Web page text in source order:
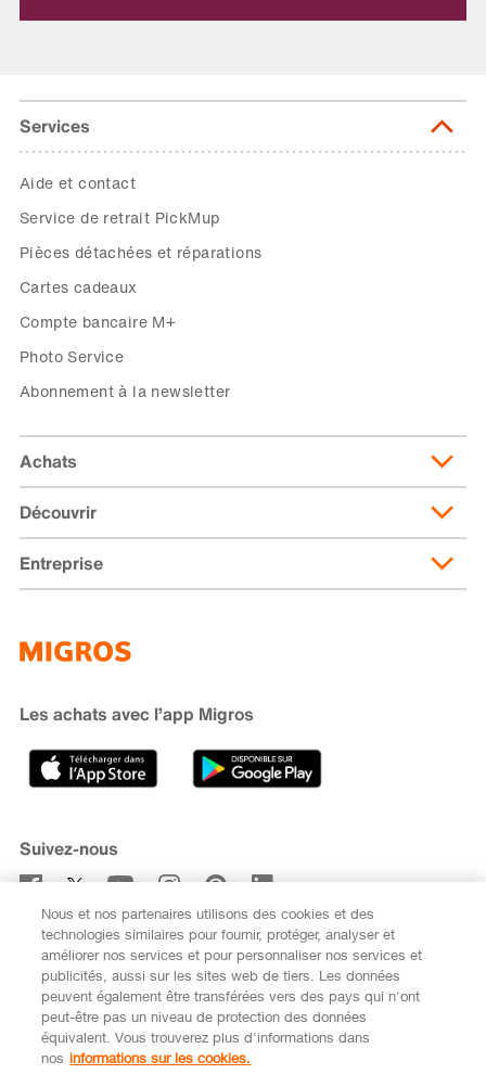
Services
Aide et contact
Service de retrait PickMup
Pièces détachées et réparations
Cartes cadeaux
Compte bancaire M+
Photo Service
Abonnement à la newsletter
Achats
Livraison et frais de livraison
Abonnement de livraison
Moyens de paiement
Cumulus
Recherche de magasin
Découvrir
Migusto
iMpuls
Banque Migros
Entreprise
Développement durable
Carrière
Sponsoring
Médias
Code de conduite et signalement
Les achats avec l’app Migros
Suivez-nous
S’abonner à la newsletter
FR
Nous et nos partenaires utilisons des cookies et des
technologies similaires pour fournir, protéger, analyser et
améliorer nos services et pour personnaliser nos services et
publicités, aussi sur les sites web de tiers. Les données
peuvent également être transférées vers des pays qui n'ont
peut-être pas un niveau de protection des données
équivalent. Vous trouverez plus d'informations dans
nos informations sur les cookies.